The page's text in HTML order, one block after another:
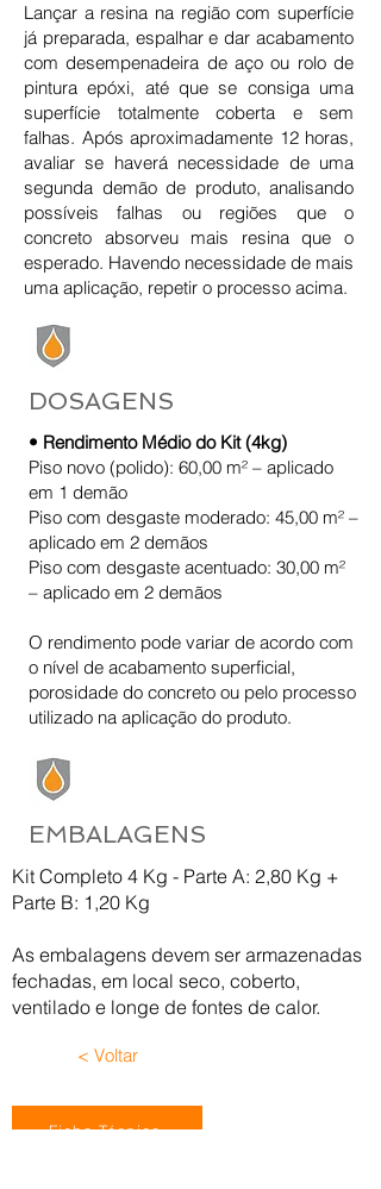
Lançar a resina na região com superfície
já preparada, espalhar e dar acabamento
com desempenadeira de aço ou rolo de
pintura epóxi, até que se consiga uma
superfície totalmente coberta e sem
falhas. Após aproximadamente 12 horas,
avaliar se haverá necessidade de uma
segunda demão de produto, analisando
possíveis falhas ou regiões que o
concreto absorveu mais resina que o
esperado. Havendo necessidade de mais
uma aplicação, repetir o processo acima.
DOSAGENS
• Rendimento Médio do Kit (4kg)
Piso novo (polido): 60,00 m² – aplicado
em 1 demão
Piso com desgaste moderado: 45,00 m² –
aplicado em 2 demãos
Piso com desgaste acentuado: 30,00 m²
– aplicado em 2 demãos
O rendimento pode variar de acordo com
o nível de acabamento superficial,
porosidade do concreto ou pelo processo
utilizado na aplicação do produto.
EMBALAGENS
Kit Completo 4 Kg - Parte A: 2,80 Kg +
Parte B: 1,20 Kg
As embalagens devem ser armazenadas
fechadas, em local seco, coberto,
ventilado e longe de fontes de calor.
< Voltar
Ficha Técnica